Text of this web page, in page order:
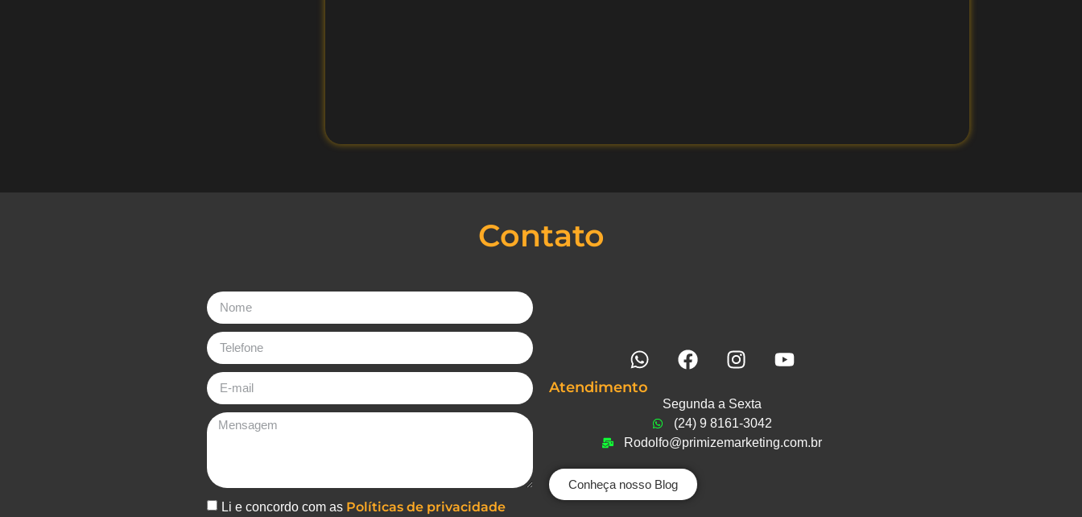
Contato
Li e concordo com as Políticas de privacidade
Atendimento
Segunda a Sexta
(24) 9 8161-3042
Rodolfo@primizemarketing.com.br
Conheça nosso Blog